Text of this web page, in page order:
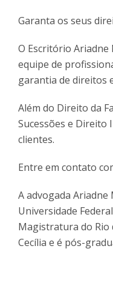
Garanta os seus
O Escritório Ariadne
equipe de
garantia de direitos
Além do Direito da
Sucessões e Direito
clientes.
Entre em contato
A advogada
Universidade
Magistratura do Rio
Cecília e é pós-